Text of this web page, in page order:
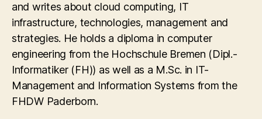
and writes about cloud computing, IT
infrastructure, technologies, management and
strategies. He holds a diploma in computer
engineering from the Hochschule Bremen (Dipl.-
Informatiker (FH)) as well as a M.Sc. in IT-
Management and Information Systems from the
FHDW Paderborn.